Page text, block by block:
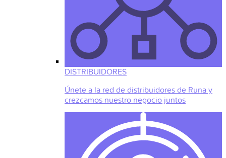
DISTRIBUIDORES
Únete a la red de distribuidores de Runa y
crezcamos nuestro negocio juntos